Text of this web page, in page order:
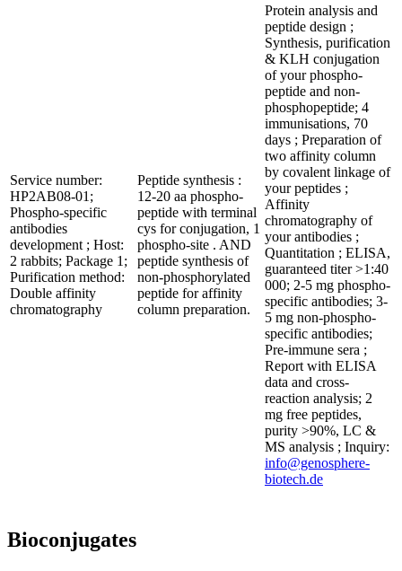
Service number:
HP2AB08-01;
Phospho-specific
antibodies
development ; Host:
2 rabbits; Package 1;
Purification method:
Double affinity
chromatography
Peptide synthesis :
12-20 aa phospho-
peptide with terminal
cys for conjugation, 1
phospho-site . AND
peptide synthesis of
non-phosphorylated
peptide for affinity
column preparation.
Protein analysis and
peptide design ;
Synthesis, purification
& KLH conjugation
of your phospho-
peptide and non-
phosphopeptide; 4
immunisations, 70
days ; Preparation of
two affinity column
by covalent linkage of
your peptides ;
Affinity
chromatography of
your antibodies ;
Quantitation ; ELISA,
guaranteed titer >1:40
000; 2-5 mg phospho-
specific antibodies; 3-
5 mg non-phospho-
specific antibodies;
Pre-immune sera ;
Report with ELISA
data and cross-
reaction analysis; 2
mg free peptides,
purity >90%, LC &
MS analysis ; Inquiry:
info@genosphere-
biotech.de
Bioconjugates